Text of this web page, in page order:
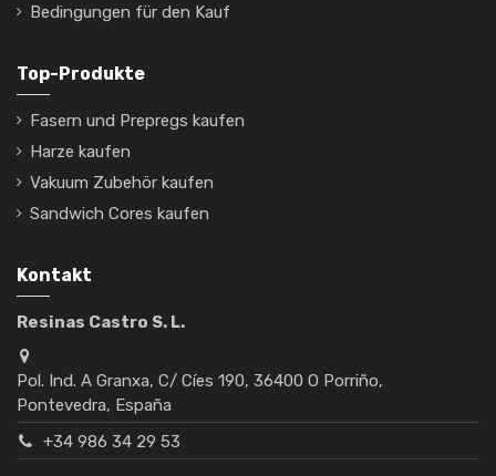
Bedingungen für den Kauf
Top-Produkte
Fasern und Prepregs kaufen
Harze kaufen
Vakuum Zubehör kaufen
Sandwich Cores kaufen
Kontakt
Resinas Castro S. L.
Pol. Ind. A Granxa, C/ Cíes 190, 36400 O Porriño,
Pontevedra, España
+34 986 34 29 53